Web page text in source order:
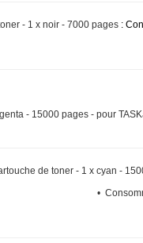
- 1 x noir - 7000 pages :
- 15000 pages - pour
de toner - 1 x cyan -
•